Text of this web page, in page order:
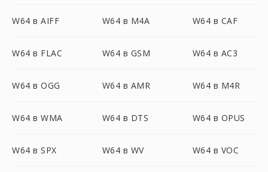
W64 в AIFF W64 в M4A W64 в CAF
W64 в FLAC W64 в GSM W64 в AC3
W64 в OGG W64 в AMR W64 в M4R
W64 в WMA W64 в DTS W64 в OPUS
W64 в SPX W64 в WV W64 в VOC